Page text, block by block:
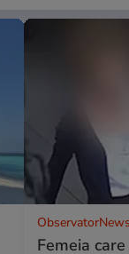
Femeia